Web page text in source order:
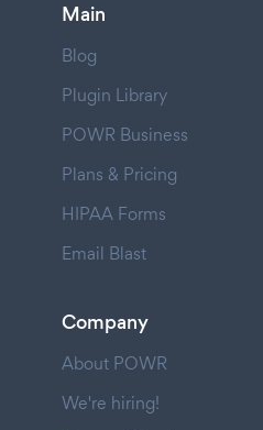
Main
Blog
Plugin Library
POWR Business
Plans & Pricing
HIPAA Forms
Email Blast
Company
About POWR
We're hiring!